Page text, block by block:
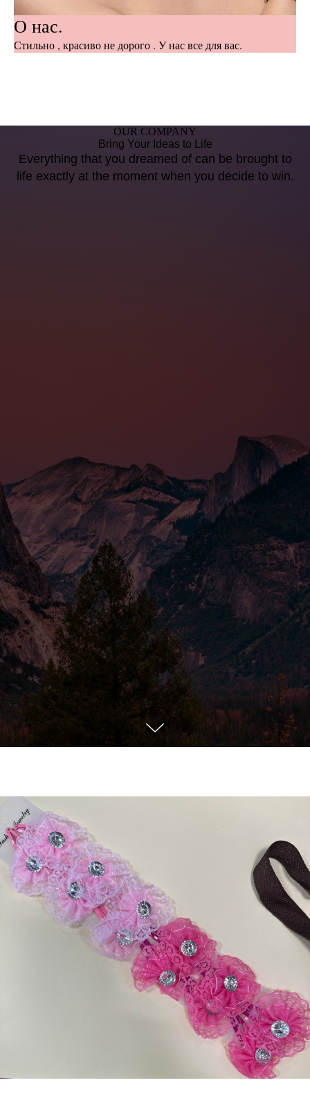
О нас.
Стильно , красиво не дорого . У нас все для вас.
OUR COMPANY
Bring Your Ideas to Life
Everything that you dreamed of can be brought to
life exactly at the moment when you decide to win.